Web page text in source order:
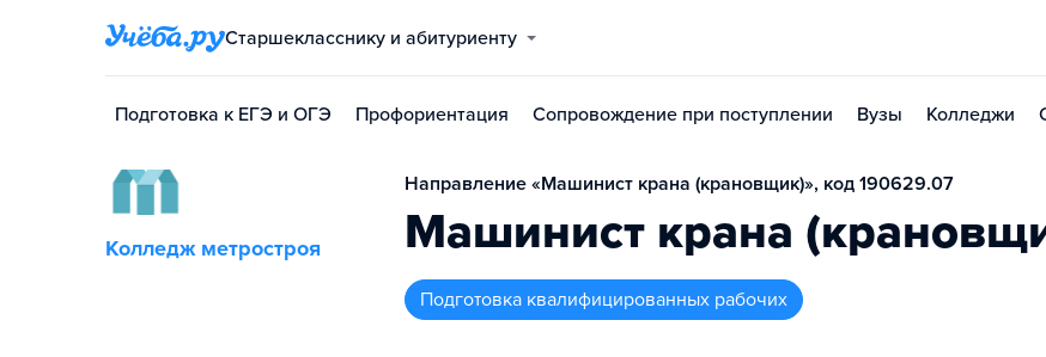
Старшекласснику и абитуриенту
Подготовка к ЕГЭ и ОГЭ Профориентация Сопровождение при поступлении Вузы Колледжи
Колледж метростроя
Направление «Машинист крана (крановщик)», код 190629.07
Машинист крана
подготовка квалифицированных рабочих